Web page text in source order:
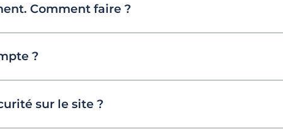
Comment faire ?
?
sur le site ?